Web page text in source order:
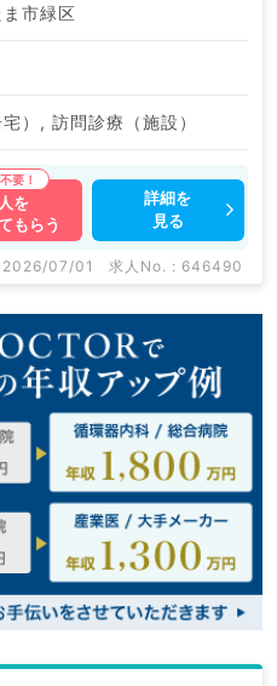
市緑区
）, 訪問診療（施設）
を
もらう
詳細を
見る
2026/07/01 求人No. : 646490